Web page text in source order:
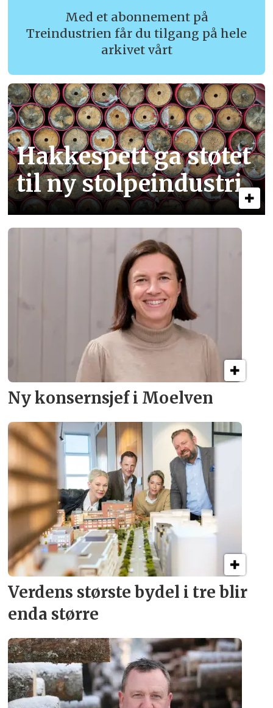
Med et abonnement på
Treindustrien får du tilgang på hele
arkivet vårt
Hakkespett ga støtet
til ny stolpe­industri
Ny konsern­sjef i Moelven
Verdens største bydel i tre blir
enda større